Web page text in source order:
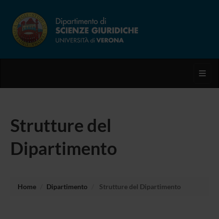
Strutture del
Dipartimento
Home Dipartimento Strutture del Dipartimento